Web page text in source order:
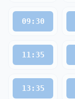
09:30
11:35
13:35